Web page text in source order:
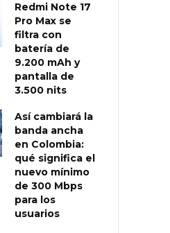
Redmi Note 17
Pro Max se
filtra con
batería de
9.200 mAh y
pantalla de
3.500 nits
Así cambiará la
banda ancha
en Colombia:
qué significa el
nuevo mínimo
de 300 Mbps
para los
usuarios